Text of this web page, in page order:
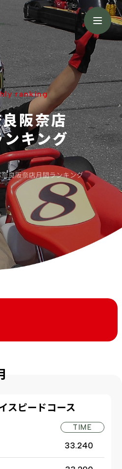
ranking
阪奈店
キング
奈良阪奈店月間ランキング
スピードコース
TIME
33.240